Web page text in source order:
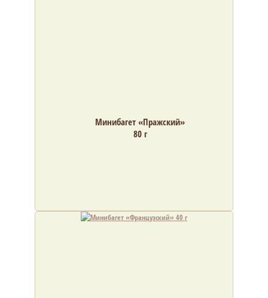
Минибагет «Пражский»
80 г